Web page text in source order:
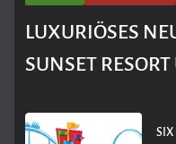
LUXURIÖSES
SUNSET
SIX